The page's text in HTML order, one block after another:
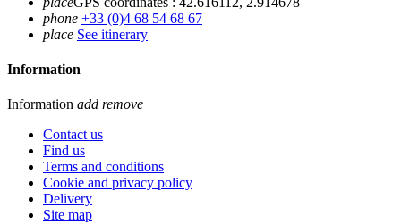
phone +33 (0)4 68 54 68 67
place See itinerary
Information
Information add remove
Contact us
Find us
Terms and conditions
Cookie and privacy policy
Delivery
Site map